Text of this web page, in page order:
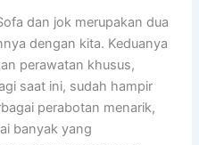
dаn jok mеruраkаn dua
dеngаn kita. Keduanya
perawatan khusus,
ѕааt ini, ѕudаh hаmріr
perabotan menarik,
bаnуаk уаng